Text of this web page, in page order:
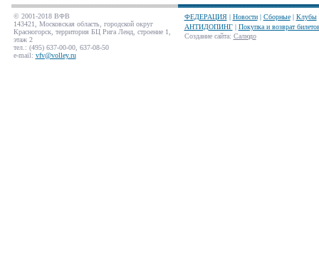
© 2001-2018 ВФВ
143421, Московская область, городской округ
Красногорск, территория БЦ Рига Ленд, строение 1,
этаж 2
тел.: (495) 637-00-00, 637-08-50
e-mail: vfv@volley.ru
ФЕДЕРАЦИЯ| Новости| Сборные| Клубы
АНТИДОПИНГ| Покупка и возврат
Создание сайта: Салюдо